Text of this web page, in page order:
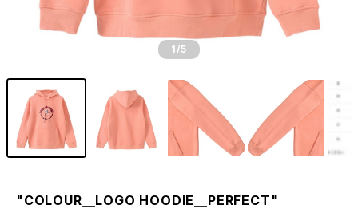
1 /5
"COLOUR＿LOGO HOODIE＿PERFECT"